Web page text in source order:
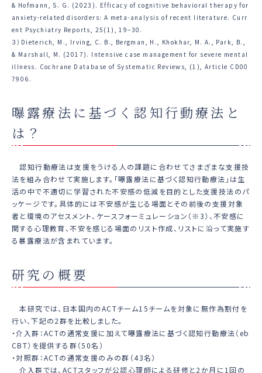
& Hofmann, S. G. (2023). Efficacy of cognitive behavioral therapy for
anxiety-related disorders: A meta-analysis of recent literature. Curr
ent Psychiatry Reports, 25(1), 19–30.
３）Dieterich, M., Irving, C. B., Bergman, H., Khokhar, M. A., Park, B.,
& Marshall, M. (2017). Intensive case management for severe mental
illness. Cochrane Database of Systematic Reviews, (1), Article CD00
7906.
曝露療法に基づく認知行動療法と
は？
認知行動療法は支援をうける人の課題に合わせてさまざまな支援技
法を組み合わせて実施します。「曝露療法に基づく認知行動療法」は生
活の中で不適切に学習された不安感の低減を目的とした支援技法のパ
ッケージです。具体的には不安感が生じる場面とその前後の支援対象
者と環境のアセスメント、ケースフォーミュレーション（※3）、不安感に
関する心理教育、不安を感じる場面のリスト作成、リストに沿って実施す
る暴露療法が含まれています。
研究の概要
本研究では、日本国内のACTチーム15チームを対象に無作為割付を
行い、下記の2群を比較しました。
・介入群：ACTの通常支援に加えて曝露療法に基づく認知行動療法（eb
CBT）を提供する群（50名）
・対照群：ACTの通常支援のみの群（43名）
介入群では、ACTスタッフが公認心理師による研修と2か月に1回の